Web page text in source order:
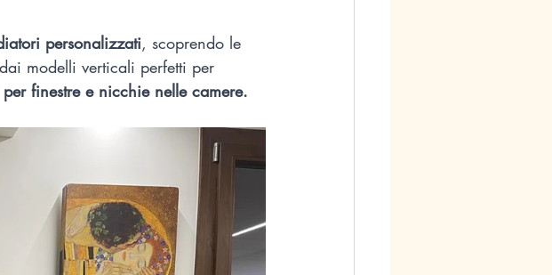
personalizzati, scoprendo le
modelli verticali perfetti per
finestre e nicchie nelle camere.